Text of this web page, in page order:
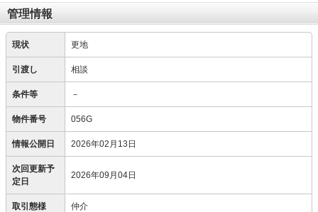
管理情報
現状 更地
引渡し 相談
条件等 －
物件番号 056G
情報公開日 2026年02月13日
次回更新予
定日
2026年09月04日
取引態様 仲介